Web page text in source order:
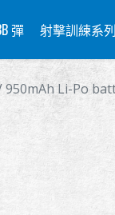
彈 射擊訓練系列
950mAh Li-Po